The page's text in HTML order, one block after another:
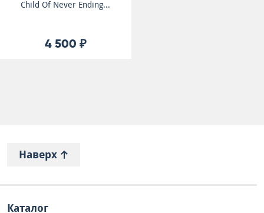
Child Of Never Ending...
4 500 ₽
Наверх
Каталог